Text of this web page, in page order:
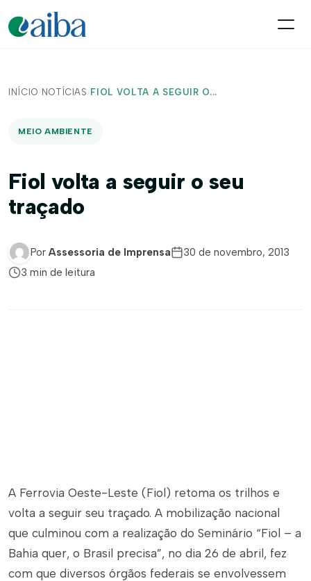
INÍCIO/ NOTÍCIAS / FIOL VOLTA A SEGUIR O...
MEIO AMBIENTE
Fiol volta a seguir o seu
traçado
Por Assessoria de Imprensa
30 de novembro, 2013
3 min de leitura
A Ferrovia Oeste-Leste (Fiol) retoma os trilhos e
volta a seguir seu traçado. A mobilização nacional
que culminou com a realização do Seminário “Fiol – a
Bahia quer, o Brasil precisa”, no dia 26 de abril, fez
com que diversos órgãos federais se envolvessem